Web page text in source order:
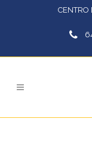
CENTRO